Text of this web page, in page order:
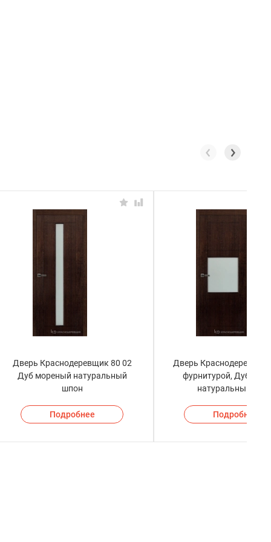
Дверь Краснодеревщик 80 02
Дуб мореный натуральный
шпон
Подробнее
Дверь Краснодеревщик
фурнитурой, Дуб
натуральный
Подробнее